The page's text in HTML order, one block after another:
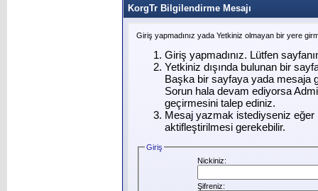
KorgTr Bilgilendirme Mesajı
Giriş yapmadınız yada Yetkiniz olmayan bir yere
Giriş yapmadınız. Lütfen
Yetkiniz dışında bulunan bir
Başka bir sayfaya yada mesaja
Sorun hala devam ediyorsa
geçirmesini talep ediniz.
Mesaj yazmak istediyseniz eğer
aktifleştirilmesi gerekebilir.
Giriş
Nickiniz:
Şifreniz: